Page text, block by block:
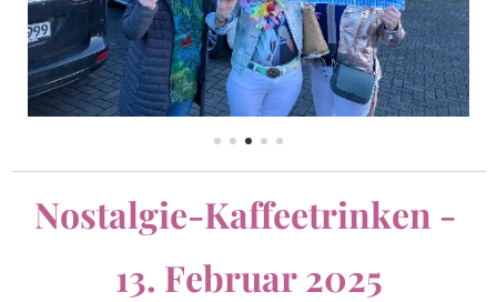
Nostalgie-Kaffeetrinken -
13. Februar 2025